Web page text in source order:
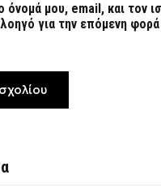
όνομά μου, email, και τον
για την επόμενη